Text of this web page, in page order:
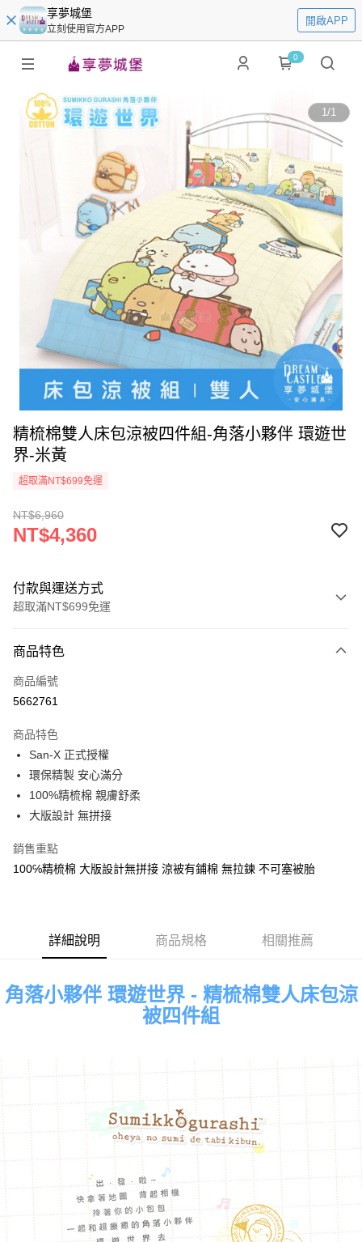
享夢城堡
立刻使用官方APP
開啟APP
0
1/1
精梳棉雙人床包涼被四件組-角落小夥伴 環遊世
界-米黃
超取滿NT$699免運
NT$6,960
NT$4,360
付款與運送方式
超取滿NT$699免運
信用卡一次付款
超商取貨付款
Apple Pay
街口支付
悠遊付
Google Pay
ATM付款
全家★依產品說明
每筆NT$60，滿NT$699(含以上)免運費
7-11★依產品說明
每筆NT$60，滿NT$699(含以上)免運費
每筆NT$80，滿NT$699(含以上)免運費
商品特色
商品編號
5662761
商品特色
San-X 正式授權
環保精製 安心滿分
100%精梳棉 親膚舒柔
大版設計 無拼接
銷售重點
100℅精梳棉 大版設計無拼接 涼被有鋪棉 無拉鍊 不可塞被胎
詳細說明 商品規格 相關推薦
角落小夥伴 環遊世界 - 精梳棉雙人床包涼
被四件組